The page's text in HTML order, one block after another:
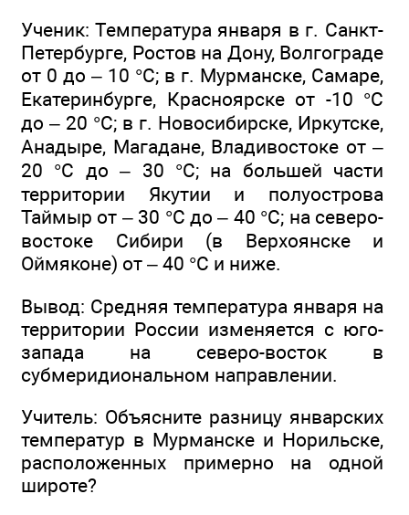
Ученик: Температура января в г. Санкт-
Петербурге, Ростов на Дону, Волгограде
от 0 до – 10 °С; в г. Мурманске, Самаре,
Екатеринбурге, Красноярске от -10 °С
до – 20 °С; в г. Новосибирске, Иркутске,
Анадыре, Магадане, Владивостоке от –
20 °С до – 30 °С; на большей части
территории Якутии и полуострова
Таймыр от – 30 °С до – 40 °С; на северо-
востоке Сибири (в Верхоянске и
Оймяконе) от – 40 °С и ниже.
Вывод: Средняя температура января на
территории России изменяется с юго-
запада на северо-восток в
субмеридиональном направлении.
Учитель: Объясните разницу январских
температур в Мурманске и Норильске,
расположенных примерно на одной
широте?